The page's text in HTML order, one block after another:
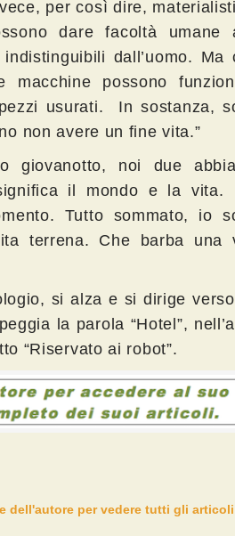
per così dire,
dare facoltà umane
dall’uomo. Ma
macchine possono
usurati. In sostanza,
non avere un fine vita.”
giovanotto, noi due
il mondo e la
Tutto sommato, io
terrena. Che barba una
si alza e si dirige
la parola “Hotel”,
“Riservato ai robot”.
dell'autore per vedere tutti gli